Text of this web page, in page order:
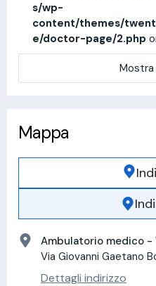
s/wp-
content/themes/
e/doctor-page/2.php
Mappa
Ambulatorio medico -
Via Giovanni Gaetano
Dettagli indirizzo